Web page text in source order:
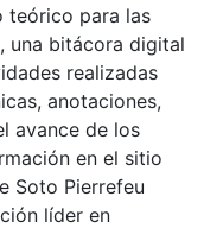
teórico para las
una bitácora digital
realizadas
anotaciones,
avance de los
en el sitio
Soto Pierrefeu
líder en